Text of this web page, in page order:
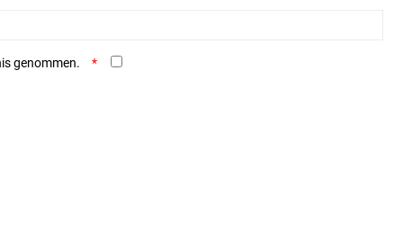
genommen.